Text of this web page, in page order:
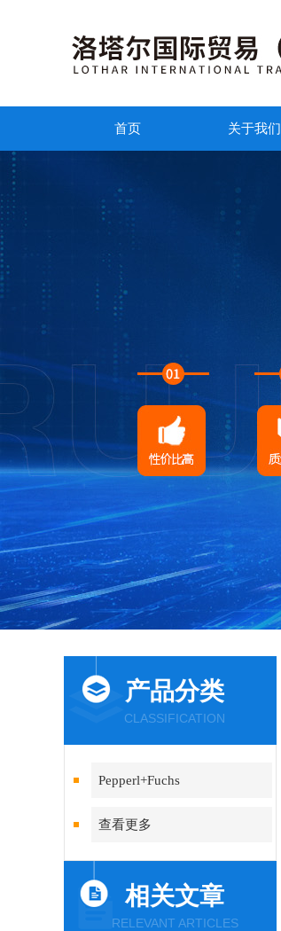
首页 关于我们
产品分类
CLASSIFICATION
Pepperl+Fuchs
查看更多
相关文章
RELEVANT ARTICLES